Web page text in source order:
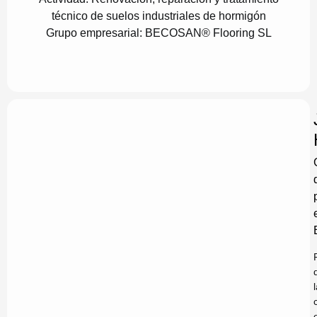
técnico de suelos industriales de hormigón
Grupo empresarial: BECOSAN® Flooring SL